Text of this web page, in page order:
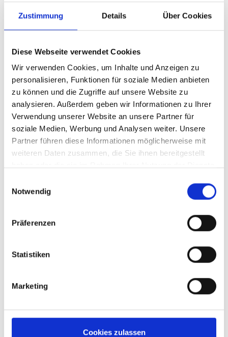
Zustimmung Details Über Cookies
Diese Webseite verwendet Cookies
Wir verwenden Cookies, um Inhalte und Anzeigen zu
personalisieren, Funktionen für soziale Medien anbieten
zu können und die Zugriffe auf unsere Website zu
analysieren. Außerdem geben wir Informationen zu Ihrer
Verwendung unserer Website an unsere Partner für
soziale Medien, Werbung und Analysen weiter. Unsere
Partner führen diese Informationen möglicherweise mit
weiteren Daten zusammen, die Sie ihnen bereitgestellt
Notwendig
Präferenzen
Statistiken
Marketing
Cookies zulassen
Niezawodny partner dla przemysłu motoryzacyjnego
bezpośrednio lub wysłać do nas e-mail za pomocą